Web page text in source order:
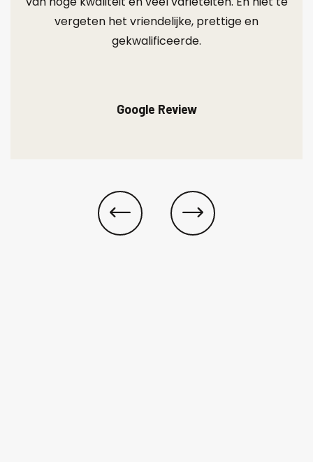
vergeten het vriendelijke, prettige en
gekwalificeerde.
Google Review